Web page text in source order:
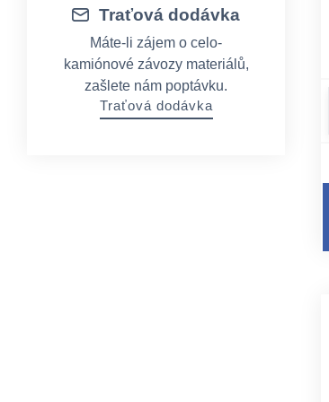
Traťová dodávka
Máte-li zájem o celo-
kamiónové závozy materiálů,
zašlete nám poptávku.
Traťová dodávka